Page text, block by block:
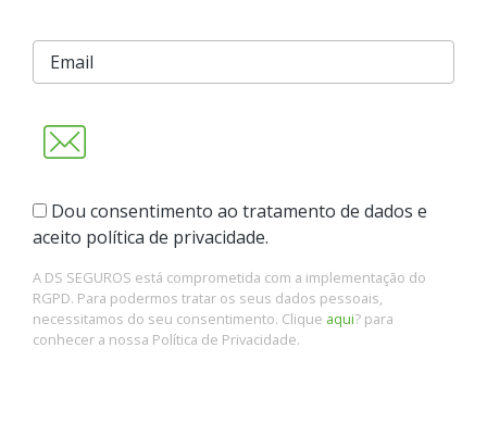
Dou consentimento ao tratamento de dados e
aceito política de privacidade.
A DS SEGUROS está comprometida com a implementação do
RGPD. Para podermos tratar os seus dados pessoais,
necessitamos do seu consentimento. Clique aqui? para
conhecer a nossa Política de Privacidade.